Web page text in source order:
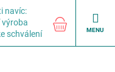
navíc:
výroba
schválení
NÁKUPNÍ
KOŠÍK